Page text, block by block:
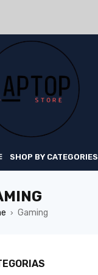
SHOP BY CATEGORIES
› Gaming